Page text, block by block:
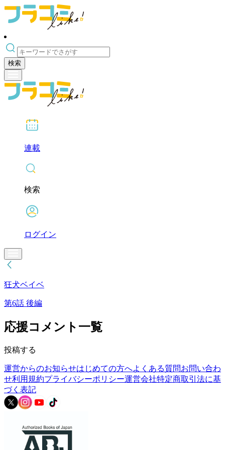
検索
連載
検索
ログイン
狂犬ベイベ
第6話 後編
応援コメント一覧
投稿する
運営からのお知らせはじめての方へよくある質問お問い合わ
せ利用規約プライバシーポリシー運営会社特定商取引法に基
づく表記